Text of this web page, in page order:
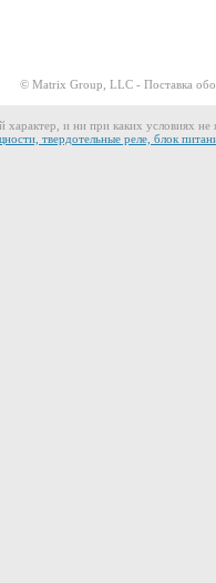
© Matrix Group, LLC - Поставка
и ни при каких условиях не
твердотельные реле, блок